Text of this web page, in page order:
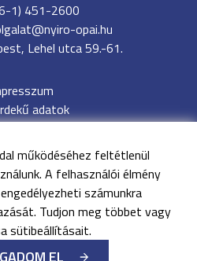
működéséhez feltétlenül
A felhasználói élmény
számunkra
Tudjon meg többet vagy
sütibeállításait.
EL
1) 451-2600
opai.hu
Lehel utca 59.-61.
adatok
nyilatkozat
nyilatkozat
EESZT